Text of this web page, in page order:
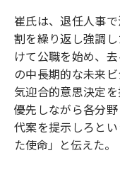
崔氏は、退任人事
割を繰り返し強調
けて公職を始め、
の中長期的な未来
気迎合的意思決定
優先しながら各分
代案を提示しろと
た使命」と伝えた。